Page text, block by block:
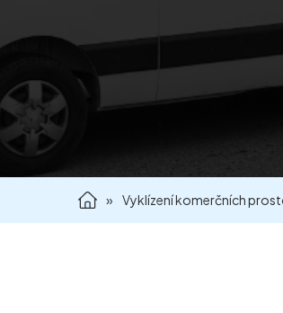
» Vyklízení komerčních